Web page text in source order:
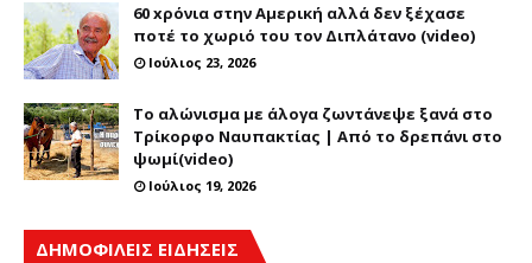
60 xρόνια στην Αμερική αλλά δεν ξέχασε
ποτέ το χωριό του τον Διπλάτανο (video)
Ιούλιος 23, 2026
Το αλώνισμα με άλογα ζωντάνεψε ξανά στο
Τρίκορφο Ναυπακτίας | Από το δρεπάνι στο
ψωμί(video)
Ιούλιος 19, 2026
ΔΗΜΟΦΙΛΕΙΣ ΕΙΔΗΣΕΙΣ